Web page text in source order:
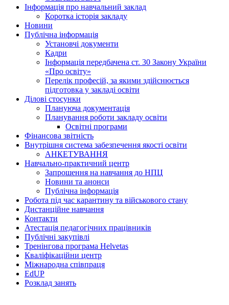
Інформація про навчальний заклад
Коротка історія закладу
Новини
Публічна інформація
Установчі документи
Кадри
Інформація передбачена ст. 30 Закону України
«Про освіту»
Перелік професій, за якими здійснюється
підготовка у закладі освіти
Ділові стосунки
Плануюча документація
Планування роботи закладу освіти
Освітні програми
Фінансова звітність
Внутрішня система забезпечення якості освіти
АНКЕТУВАННЯ
Навчально-практичний центр
Запрошення на навчання до НПЦ
Новини та анонси
Публічна інформація
Робота під час карантину та військового стану
Дистанційне навчання
Контакти
Атестація педагогічних працівників
Публічні закупівлі
Тренінгова програма Helvetas
Кваліфікаційни центр
Міжнародна співпраця
EdUР
Розклад занять